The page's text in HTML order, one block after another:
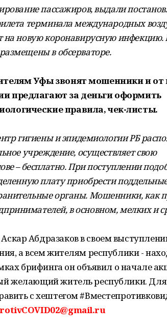
пассажиров, выдали
терминала международных
на новую коронавирусную инфекцию.
в обсерваторе.
Уфы звонят мошенники и
предлагают за деньги оформить
правила, чек-листы.
гигиены и эпидемиологии РБ
учреждение, осуществляет свою
– бесплатно. При поступлении
плату приобрести
органы. Мошенники, как
в основном, мелких и
Абдразаков в своем
а всем жителям республики -
брифинга он объявил о начале
желающий житель республики. Для
с хештегом